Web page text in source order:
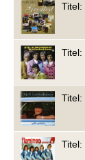
Titel:
Titel:
Titel:
Titel: